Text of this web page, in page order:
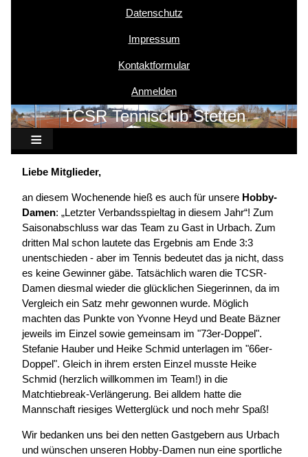
Benutzermenü
Datenschutz
Impressum
Kontaktformular
Anmelden
TCSR Tennisclub Stetten
Liebe Mitglieder,
an diesem Wochenende hieß es auch für unsere Hobby-
Damen: „Letzter Verbandsspieltag in diesem Jahr“! Zum
Saisonabschluss war das Team zu Gast in Urbach. Zum
dritten Mal schon lautete das Ergebnis am Ende 3:3
unentschieden - aber im Tennis bedeutet das ja nicht, dass
es keine Gewinner gäbe. Tatsächlich waren die TCSR-
Damen diesmal wieder die glücklichen Siegerinnen, da im
Vergleich ein Satz mehr gewonnen wurde. Möglich
machten das Punkte von Yvonne Heyd und Beate Bäzner
jeweils im Einzel sowie gemeinsam im "73er-Doppel".
Stefanie Hauber und Heike Schmid unterlagen im "66er-
Doppel". Gleich in ihrem ersten Einzel musste Heike
Schmid (herzlich willkommen im Team!) in die
Matchtiebreak-Verlängerung. Bei alldem hatte die
Mannschaft riesiges Wetterglück und noch mehr Spaß!
Wir bedanken uns bei den netten Gastgebern aus Urbach
und wünschen unseren Hobby-Damen nun eine sportliche